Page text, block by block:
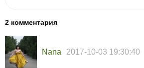
2 комментария
Nana 2017-10-03 19:30:40